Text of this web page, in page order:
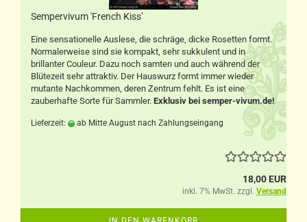
Sempervivum 'French Kiss'
Eine sensationelle Auslese, die schräge, dicke Rosetten formt.
Normalerweise sind sie kompakt, sehr sukkulent und in
brillanter Couleur. Dazu noch samten und auch während der
Blütezeit sehr attraktiv. Der Hauswurz formt immer wieder
mutante Nachkommen, deren Zentrum fehlt. Es ist eine
zauberhafte Sorte für Sammler. Exklusiv bei semper-vivum.de!
Lieferzeit: ab Mitte August nach Zahlungseingang
18,00 EUR
inkl. 7% MwSt. zzgl. Versand